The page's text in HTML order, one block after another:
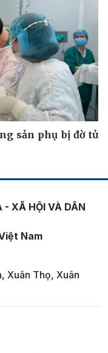
sản phụ bị đờ tử
- XÃ HỘI VÀ DÂN
Nam
Xuân Thọ, Xuân